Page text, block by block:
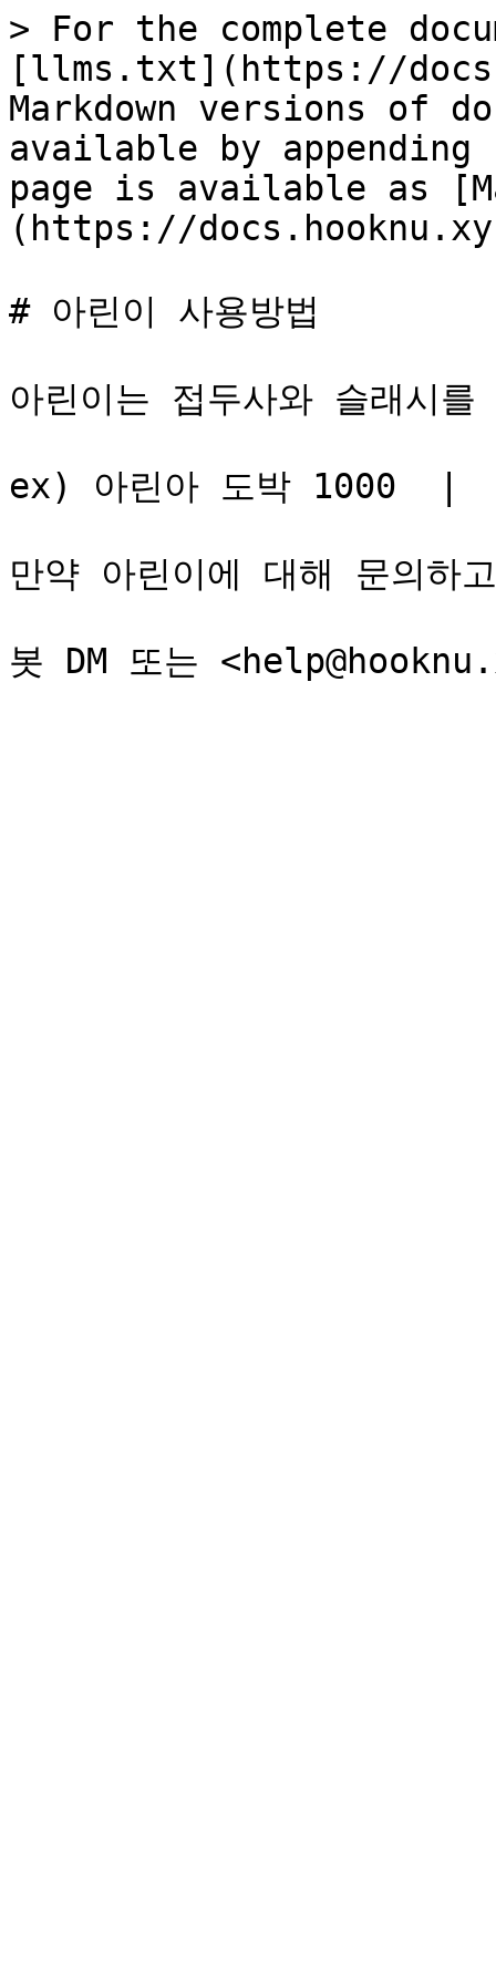
> For the complete
[llms.txt](https://
Markdown versions of
available by
page is available as
(https://
# 아린이 사용방법
아린이는 접두사와 슬래시
ex) 아린아 도박 1000  |
만약 아린이에 대해 문의하